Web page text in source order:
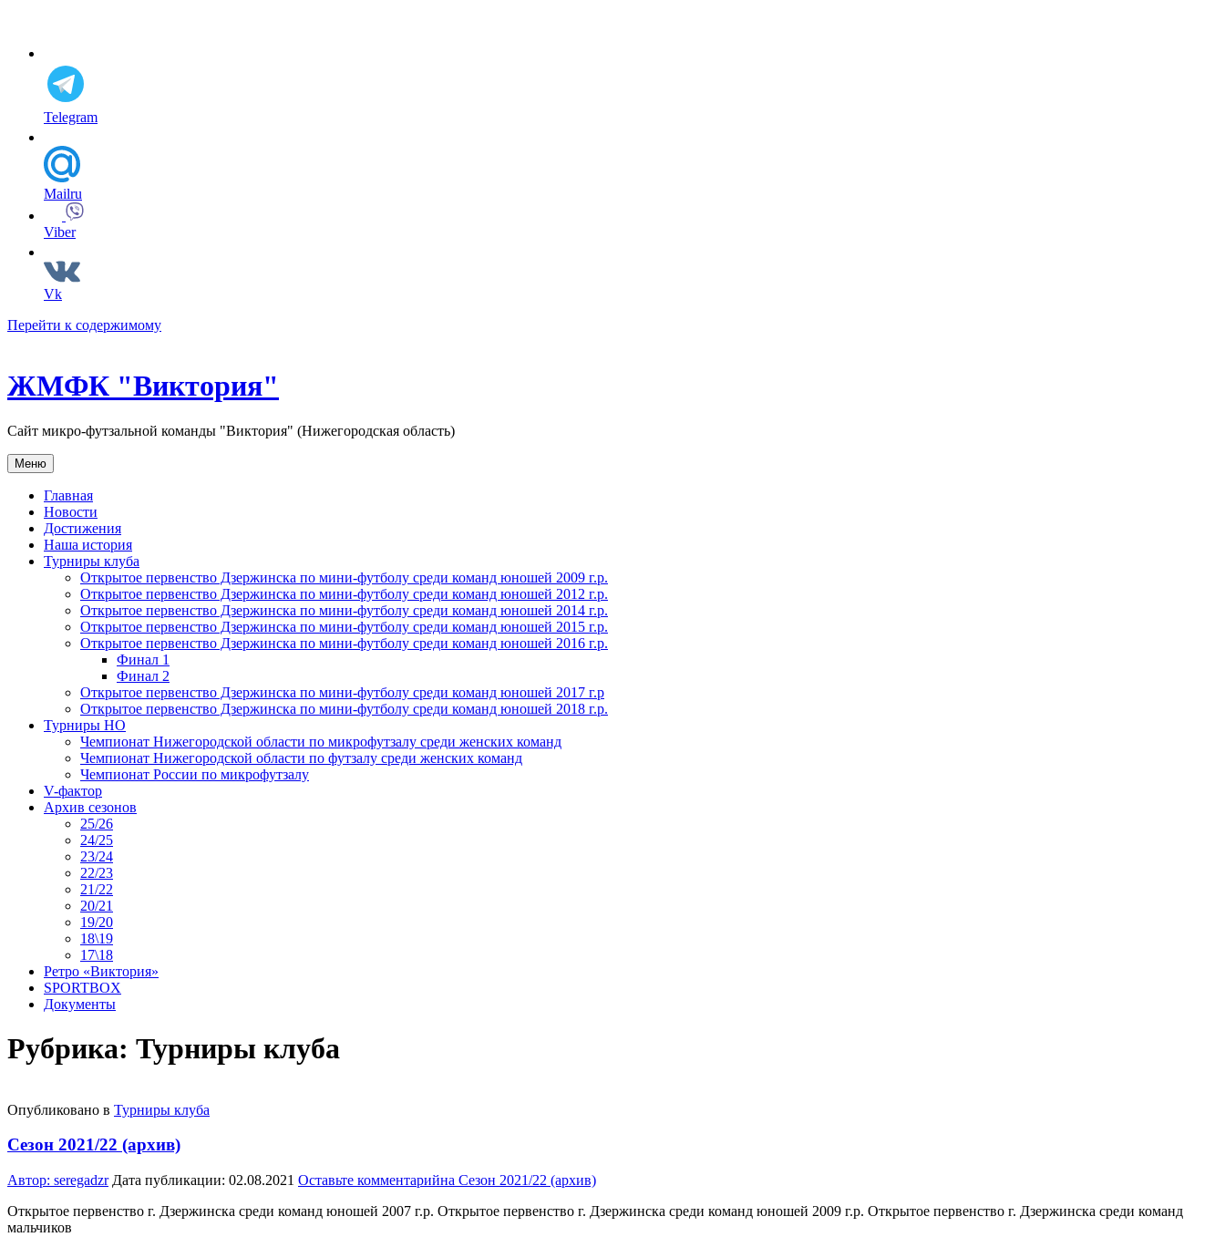
Telegram
Mailru
Viber
Vk
Перейти к содержимому
ЖМФК "Виктория"
Сайт микро-футзальной команды "Виктория" (Нижегородская область)
Меню
Главная
Новости
Достижения
Наша история
Турниры клуба
Открытое первенство Дзержинска по мини-футболу среди команд юношей 2009 г.р.
Открытое первенство Дзержинска по мини-футболу среди команд юношей 2012 г.р.
Открытое первенство Дзержинска по мини-футболу среди команд юношей 2014 г.р.
Открытое первенство Дзержинска по мини-футболу среди команд юношей 2015 г.р.
Открытое первенство Дзержинска по мини-футболу среди команд юношей 2016 г.р.
Финал 1
Финал 2
Открытое первенство Дзержинска по мини-футболу среди команд юношей 2017 г.р
Открытое первенство Дзержинска по мини-футболу среди команд юношей 2018 г.р.
Турниры НО
Чемпионат Нижегородской области по микрофутзалу среди женских команд
Чемпионат Нижегородской области по футзалу среди женских команд
Чемпионат России по микрофутзалу
V-фактор
Архив сезонов
25/26
24/25
23/24
22/23
21/22
20/21
19/20
18\19
17\18
Ретро «Виктория»
SPORTBOX
Документы
Рубрика: Турниры клуба
Опубликовано в Турниры клуба
Сезон 2021/22 (архив)
Автор: seregadzr Дата публикации: 02.08.2021 Оставьте комментарийна Сезон 2021/22 (архив)
Открытое первенство г. Дзержинска среди команд юношей 2007 г.р. Открытое первенство г. Дзержинска среди команд юношей 2009 г.р. Открытое первенство г. Дзержинска среди команд
мальчиков